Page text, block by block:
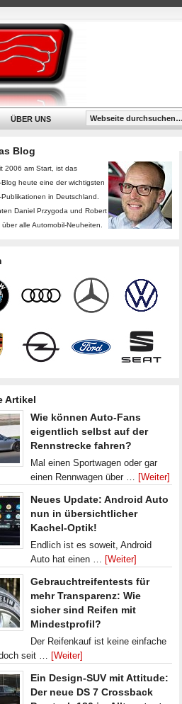
ÜBER UNS
Blog
2006 am Start, ist das
Blog heute eine der wichtigsten
in Deutschland.
Daniel Przygoda und Robert
alle Automobil-Neuheiten.
Artikel
Wie können Auto-Fans
eigentlich selbst auf der
Rennstrecke fahren?
Mal einen Sportwagen oder gar
einen Rennwagen über … [Weiter]
Neues Update: Android Auto
nun in übersichtlicher
Kachel-Optik!
Endlich ist es soweit, Android
Auto hat einen … [Weiter]
Gebrauchtreifentests für
mehr Transparenz: Wie
sicher sind Reifen mit
Mindestprofil?
Der Reifenkauf ist keine einfache
seit … [Weiter]
Ein Design-SUV mit Attitude:
Der neue DS 7 Crossback